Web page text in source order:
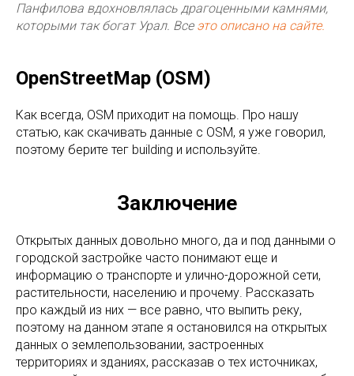
Панфилова вдохновлялась драгоценными камнями,
которыми так богат Урал. Все это описано на сайте.
OpenStreetMap (OSM)
Как всегда, OSM приходит на помощь. Про нашу
статью, как скачивать данные с OSM, я уже говорил,
поэтому берите тег building и используйте.
Заключение
Открытых данных довольно много, да и под данными о
городской застройке часто понимают еще и
информацию о транспорте и улично-дорожной сети,
растительности, населению и прочему. Рассказать
про каждый из них — все равно, что выпить реку,
поэтому на данном этапе я остановился на открытых
данных о землепользовании, застроенных
территориях и зданиях, рассказав о тех источниках,